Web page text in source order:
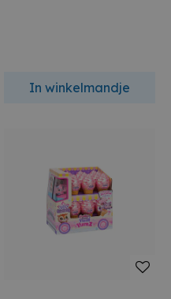
In winkelmandje